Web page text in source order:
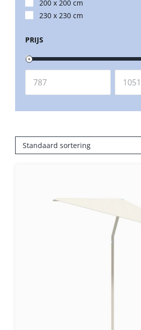
200 x 200 cm
230 x 230 cm
PRIJS